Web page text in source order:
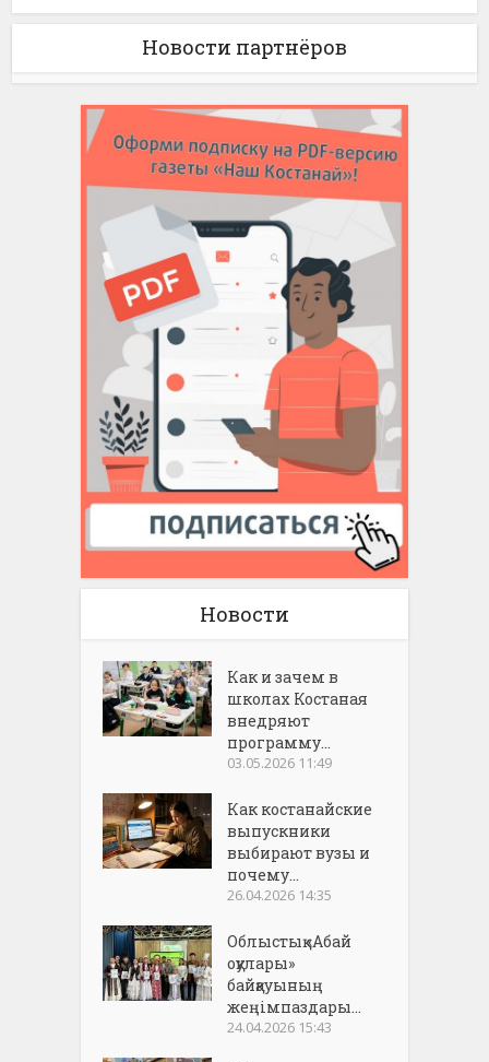
Новости партнёров
Новости
Как и зачем в
школах Костаная
внедряют
программу...
03.05.2026 11:49
Как костанайские
выпускники
выбирают вузы и
почему...
26.04.2026 14:35
Облыстық «Абай
оқулары»
байқауының
жеңімпаздары...
24.04.2026 15:43